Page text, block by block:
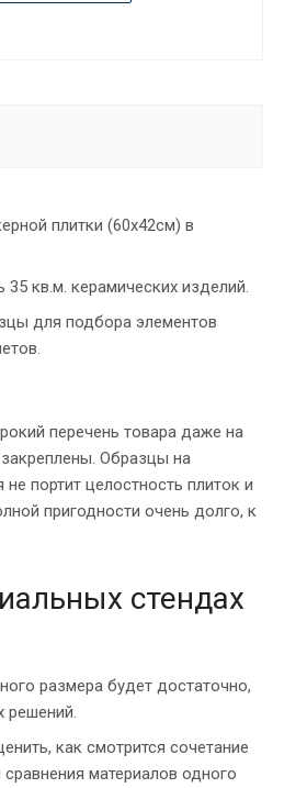
плитки (60х42см) в
кв.м. керамических изделий.
для подбора элементов
перечень товара даже на
Образцы на
портит целостность плиток и
пригодности очень долго, к
стендах
размера будет достаточно,
решений.
как смотрится сочетание
материалов одного